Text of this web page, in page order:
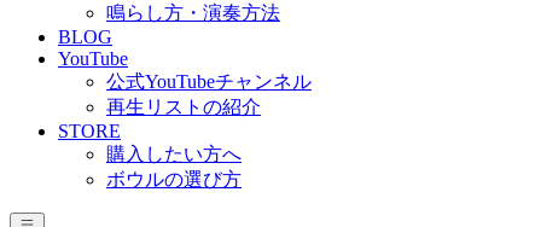
鳴らし方・演奏方法
BLOG
YouTube
公式YouTubeチャンネル
再生リストの紹介
STORE
購入したい方へ
ボウルの選び方